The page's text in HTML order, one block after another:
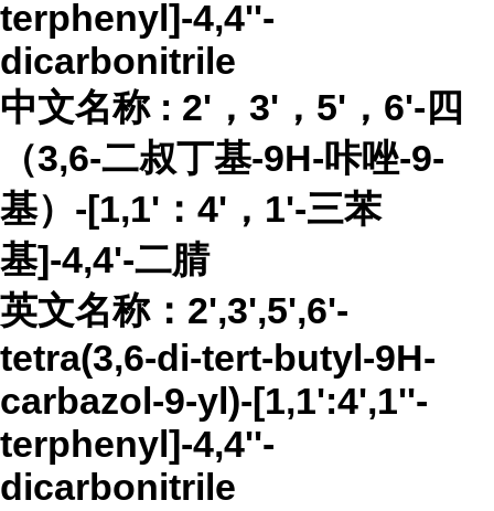
terphenyl]-4,4''-
dicarbonitrile
中文名称 : 2'，3'，5'，6'-四
（3,6-二叔丁基-9H-咔唑-9-
基）-[1,1'：4'，1'-三苯
基]-4,4'-二腈
英文名称： 2',3',5',6'-
tetra(3,6-di-tert-butyl-9H-
carbazol-9-yl)-[1,1':4',1''-
terphenyl]-4,4''-
dicarbonitrile